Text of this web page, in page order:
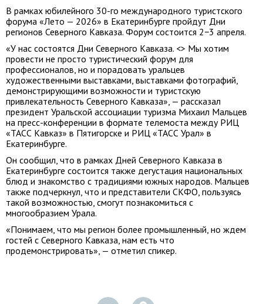
В рамках юбилейного 30-го международного туристского
форума «Лето — 2026» в Екатеринбурге пройдут Дни
регионов Северного Кавказа. Форум состоится 2−3 апреля.
«У нас состоятся Дни Северного Кавказа. <> Мы хотим
провести не просто туристический форум для
профессионалов, но и порадовать уральцев
художественными выставками, выставками фотографий,
демонстрирующими возможности и туристскую
привлекательность Северного Кавказа», — рассказал
президент Уральской ассоциации туризма Михаил Мальцев
на пресс-конференции в формате телемоста между РИЦ
«ТАСС Кавказ» в Пятигорске и РИЦ «ТАСС Урал» в
Екатеринбурге.
Он сообщил, что в рамках Дней Северного Кавказа в
Екатеринбурге состоится также дегустация национальных
блюд и знакомство с традициями южных народов. Мальцев
также подчеркнул, что и представители СКФО, пользуясь
такой возможностью, смогут познакомиться с
многообразием Урала.
«Понимаем, что мы регион более промышленный, но ждем
гостей с Северного Кавказа, нам есть что
продемонстрировать», — отметил спикер.